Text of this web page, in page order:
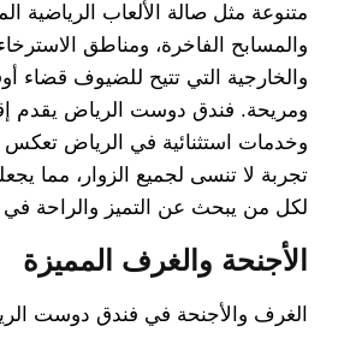
متنوعة مثل صالة الألعاب الرياضية
والمسابح الفاخرة، ومناطق
والخارجية التي تتيح للضيوف قضاء
ومريحة. فندق دوست الرياض يقدم
وخدمات استثنائية في الرياض تعكس
تجربة لا تنسى لجميع الزوار، مما
لكل من يبحث عن التميز والراحة في
الأجنحة والغرف المميزة
الغرف والأجنحة في فندق دوست